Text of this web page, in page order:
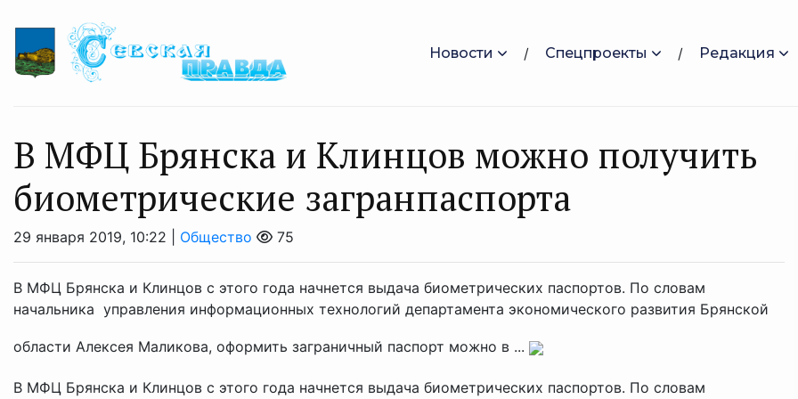
Новости Спецпроекты Редакция
В МФЦ Брянска и Клинцов можно получить
биометрические загранпаспорта
29 января 2019, 10:22 | Общество 75
В МФЦ Брянска и Клинцов с этого года начнется выдача биометрических паспортов. По словам
начальника управления информационных технологий департамента экономического развития Брянской
области Алексея Маликова, оформить заграничный паспорт можно в ...
В МФЦ Брянска и Клинцов с этого года начнется выдача биометрических паспортов. По словам